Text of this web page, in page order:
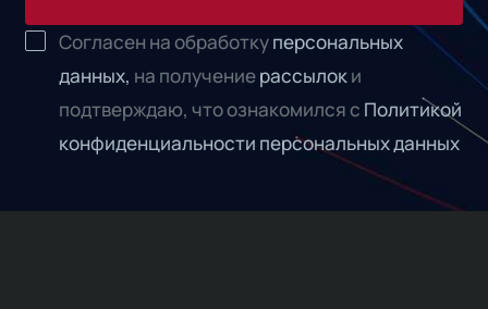
Согласен на обработкуперсональных
данных, на получениерассылоки
подтверждаю, что ознакомился с Политикой
конфиденциальности персональных данных